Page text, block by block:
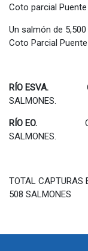
Coto parcial Puente
Un salmón de
Coto Parcial Puente
TOTAL
RÍO ESVA.
SALMONES.
RÍO EO.
SALMONES.
TOTAL CAPTURAS
508 SALMONES